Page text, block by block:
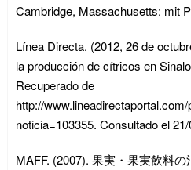
Cambridge, Massachusetts: mit
Línea Directa. (2012, 26 de
la producción de cítricos en
Recuperado de
http://
noticia=103355. Consultado el
MAFF. (2007). 果実・果実飲料